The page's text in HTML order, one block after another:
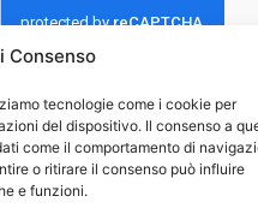
Consenso
tecnologie come i cookie per
del dispositivo. Il consenso a
come il comportamento di
o ritirare il consenso può influire
e funzioni.
INVIA